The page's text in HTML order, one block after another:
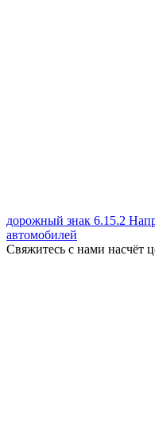
дорожный знак 6.15.2
автомобилей
Свяжитесь с нами насчёт